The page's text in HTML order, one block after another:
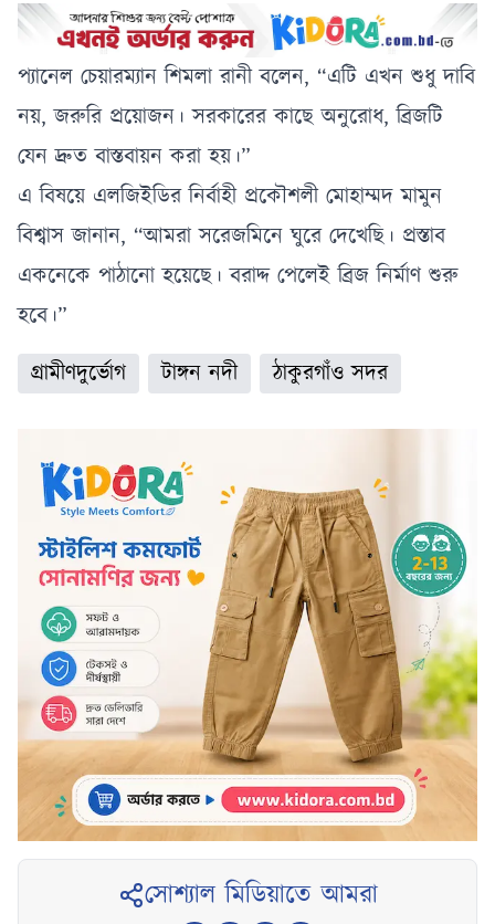
প্যানেল চেয়ারম্যান শিমলা রানী বলেন, “এটি এখন শুধু দাবি
নয়, জরুরি প্রয়োজন। সরকারের কাছে অনুরোধ, ব্রিজটি
যেন দ্রুত বাস্তবায়ন করা হয়।”
এ বিষয়ে এলজিইডির নির্বাহী প্রকৌশলী মোহাম্মদ মামুন
বিশ্বাস জানান, “আমরা সরেজমিনে ঘুরে দেখেছি। প্রস্তাব
একনেকে পাঠানো হয়েছে। বরাদ্দ পেলেই ব্রিজ নির্মাণ শুরু
হবে।”
গ্রামীণদুর্ভোগ
টাঙ্গন নদী ঠাকুরগাঁও সদর
সোশ্যাল মিডিয়াতে আমরা